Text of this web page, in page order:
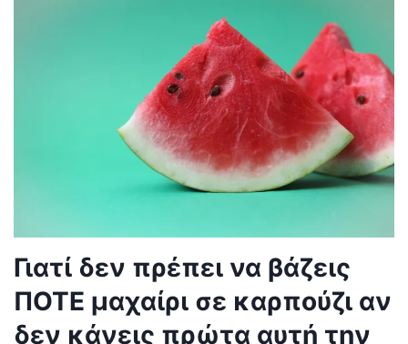
Γιατί δεν πρέπει να βάζεις
ΠΟΤΕ μαχαίρι σε καρπούζι αν
δεν κάνεις πρώτα αυτή την